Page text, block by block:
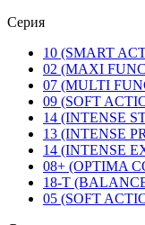
Серия
10 (SMART
02 (MAXI
07 (MULTI
09 (SOFT
14 (INTENSE
13 (INTENSE
14 (INTENSE
08+ (OPTIMA
18-T
05 (SOFT